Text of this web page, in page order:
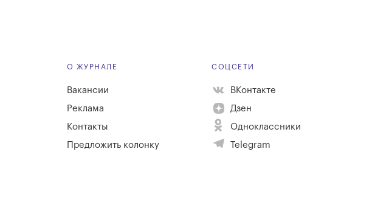
О ЖУРНАЛЕ
Вакансии
Реклама
Контакты
Предложить колонку
СОЦСЕТИ
ВКонтакте
Дзен
Одноклассники
Telegram